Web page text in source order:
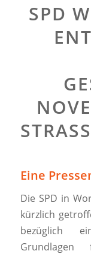
SPD
Eine
Die SPD in
kürzlich
bezüglich
Grundlagen